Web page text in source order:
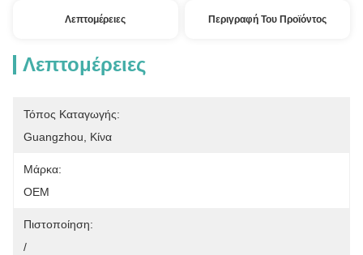
Λεπτομέρειες Περιγραφή Του Προϊόντος
Λεπτομέρειες
Τόπος Καταγωγής:
Guangzhou, Κίνα
Μάρκα:
OEM
Πιστοποίηση:
/